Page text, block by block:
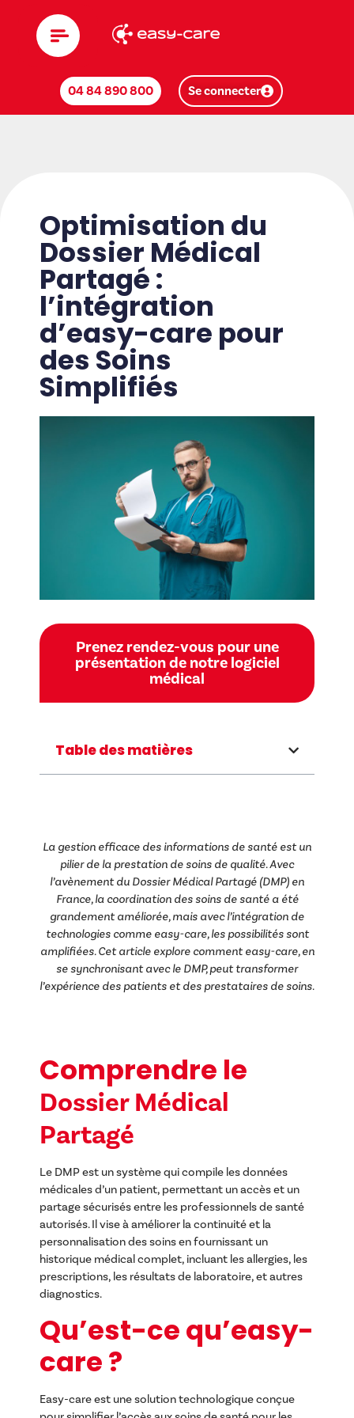
04 84 890 800 Se connecter
Optimisation du
Dossier Médical
Partagé :
l’intégration
d’easy-care pour
des Soins
Simplifiés
Prenez rendez-vous pour une
présentation de notre logiciel
médical
Table des matières
La gestion efficace des informations de santé est un
pilier de la prestation de soins de qualité. Avec
l’avènement du Dossier Médical Partagé (DMP) en
France, la coordination des soins de santé a été
grandement améliorée, mais avec l’intégration de
technologies comme easy-care, les possibilités sont
amplifiées. Cet article explore comment easy-care, en
se synchronisant avec le DMP, peut transformer
l’expérience des patients et des prestataires de soins.
Comprendre le
Dossier Médical
Partagé
Le DMP est un système qui compile les données
médicales d’un patient, permettant un accès et un
partage sécurisés entre les professionnels de santé
autorisés. Il vise à améliorer la continuité et la
personnalisation des soins en fournissant un
historique médical complet, incluant les allergies, les
prescriptions, les résultats de laboratoire, et autres
diagnostics.
Qu’est-ce qu’easy-
care ?
Easy-care est une solution technologique conçue